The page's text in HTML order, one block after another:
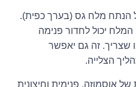
הנתח מלח גס (בערך כפית).
יכול לחדור פנימה
שצריך. זה גם יאפשר
הצלייה.
אוסמוזה, פנימית וחיצונית